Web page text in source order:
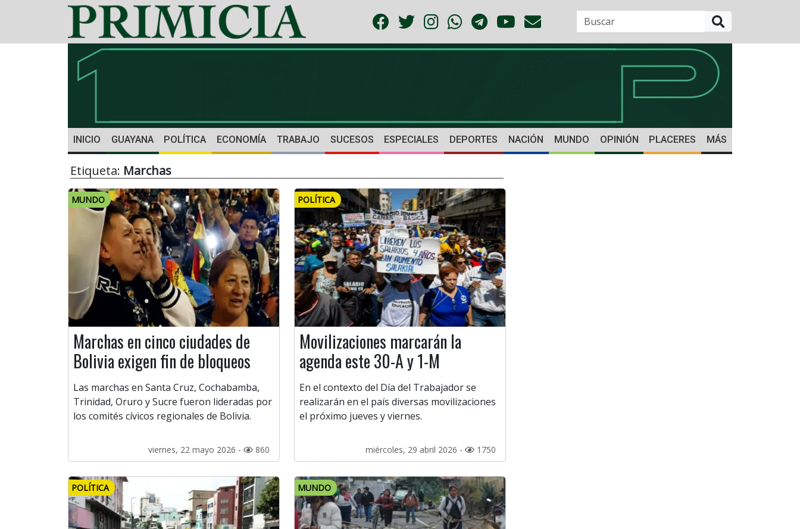
INICIO GUAYANA POLÍTICA ECONOMÍA TRABAJO SUCESOS ESPECIALES DEPORTES NACIÓN MUNDO OPINIÓN PLACERES MÁS
Etiqueta: Marchas
MUNDO
Marchas en cinco ciudades de
Bolivia exigen fin de bloqueos
Las marchas en Santa Cruz, Cochabamba,
Trinidad, Oruro y Sucre fueron lideradas por
los comités cívicos regionales de Bolivia.
viernes, 22 mayo 2026 - 860
POLÍTICA
Movilizaciones marcarán la
agenda este 30-A y 1-M
En el contexto del Día del Trabajador se
realizarán en el país diversas movilizaciones
el próximo jueves y viernes.
miércoles, 29 abril 2026 - 1750
POLÍTICA MUNDO